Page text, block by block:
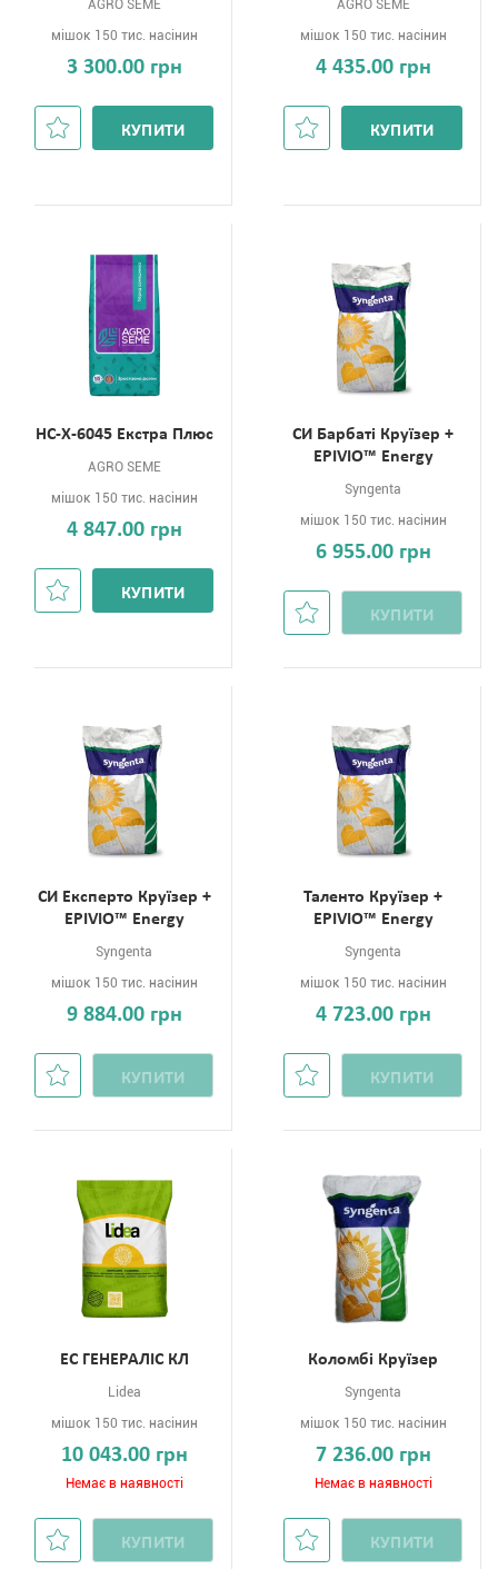
AGRO SEME
мішок 150 тис. насінин
3 300.00 грн
КУПИТИ
AGRO SEME
мішок 150 тис. насінин
4 435.00 грн
КУПИТИ
НС-Х-6045 Екстра Плюс
AGRO SEME
мішок 150 тис. насінин
4 847.00 грн
КУПИТИ
СИ Барбаті Круїзер +
EPIVIO™ Energy
Syngenta
мішок 150 тис. насінин
6 955.00 грн
КУПИТИ
СИ Експерто Круїзер +
EPIVIO™ Energy
Syngenta
мішок 150 тис. насінин
9 884.00 грн
КУПИТИ
Таленто Круїзер +
EPIVIO™ Energy
Syngenta
мішок 150 тис. насінин
4 723.00 грн
КУПИТИ
ЕС ГЕНЕРАЛІС КЛ
Lidea
мішок 150 тис. насінин
10 043.00 грн
Немає в наявності
КУПИТИ
Коломбі Круїзер
Syngenta
мішок 150 тис. насінин
7 236.00 грн
Немає в наявності
КУПИТИ